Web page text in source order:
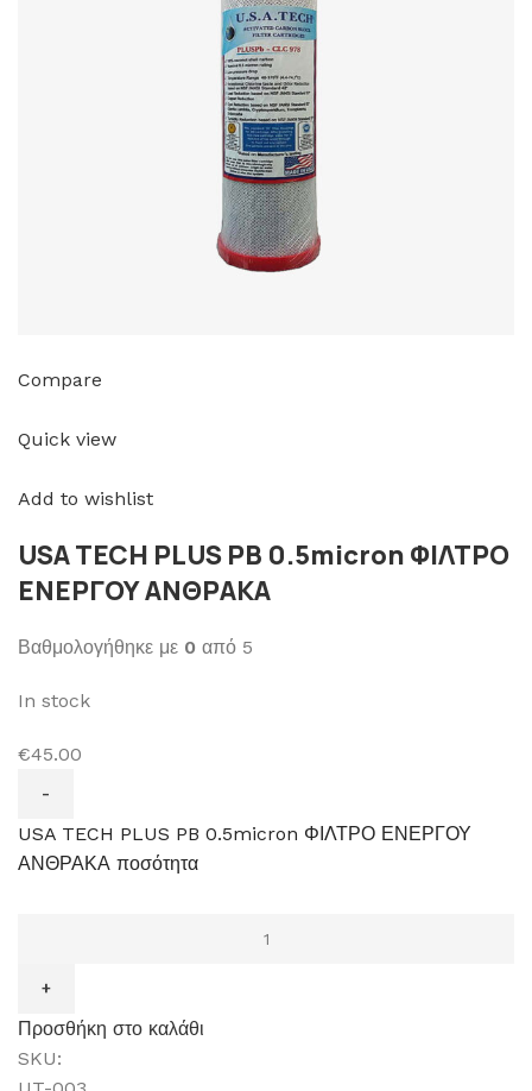
Compare
Quick view
Add to wishlist
USA TECH PLUS PB 0.5micron ΦΙΛΤΡΟ
ΕΝΕΡΓΟΥ ΑΝΘΡΑΚΑ
Βαθμολογήθηκε με 0 από 5
In stock
€45.00
USA TECH PLUS PB 0.5micron ΦΙΛΤΡΟ ΕΝΕΡΓΟΥ
ΑΝΘΡΑΚΑ ποσότητα
Προσθήκη στο καλάθι
SKU: